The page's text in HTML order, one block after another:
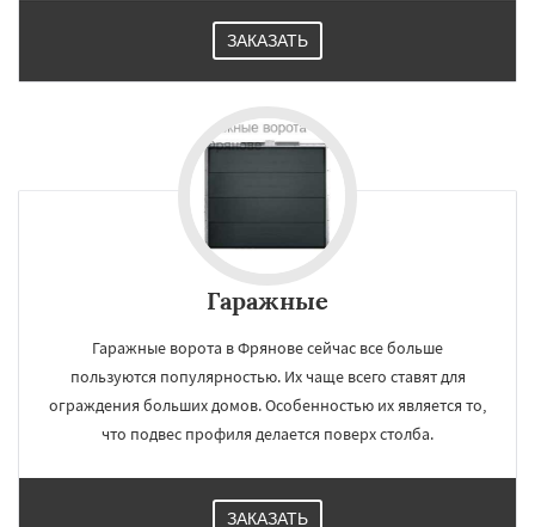
ЗАКАЗАТЬ
Гаражные
Гаражные ворота в Фрянове сейчас все больше
пользуются популярностью. Их чаще всего ставят для
ограждения больших домов. Особенностью их является то,
что подвес профиля делается поверх столба.
ЗАКАЗАТЬ